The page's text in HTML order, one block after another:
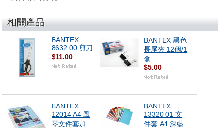
相關產品
BANTEX
8632 00 剪刀
$11.00
BANTEX 黑色
長尾夾 12個/1
盒
$5.00
BANTEX
12014 A4 風
琴文件套加
BANTEX
13320 01 文
件套 A4 深藍